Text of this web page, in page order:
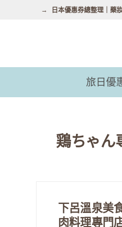
容
日本優惠券總整理｜藥
旅日優
鶏ちゃん
下呂溫泉美
肉料理專門